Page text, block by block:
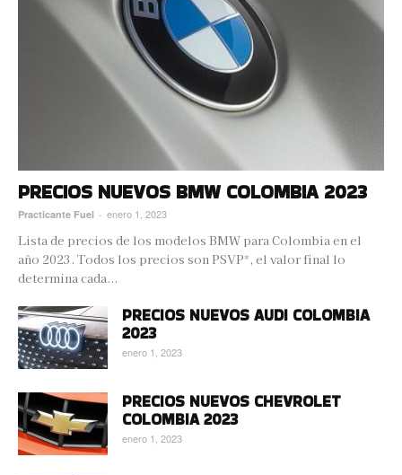
PRECIOS NUEVOS BMW COLOMBIA 2023
Practicante Fuel - enero 1, 2023
Lista de precios de los modelos BMW para Colombia en el
año 2023. Todos los precios son PSVP*, el valor final lo
determina cada...
PRECIOS NUEVOS AUDI COLOMBIA
2023
enero 1, 2023
PRECIOS NUEVOS CHEVROLET
COLOMBIA 2023
enero 1, 2023